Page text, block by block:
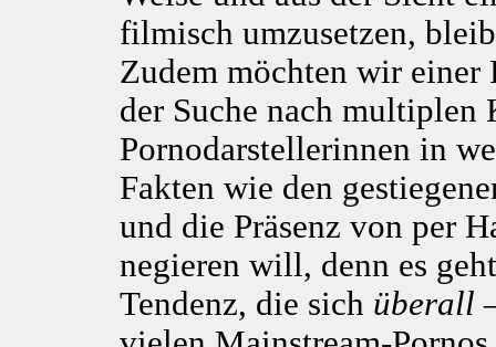
filmisch umzusetzen,
Zudem möchten wir
der Suche nach
Pornodarstellerinnen in
Fakten wie den
und die Präsenz von per
negieren will, denn es
Tendenz, die sich überall